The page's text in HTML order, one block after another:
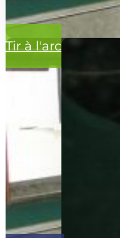
Tir à l'arc